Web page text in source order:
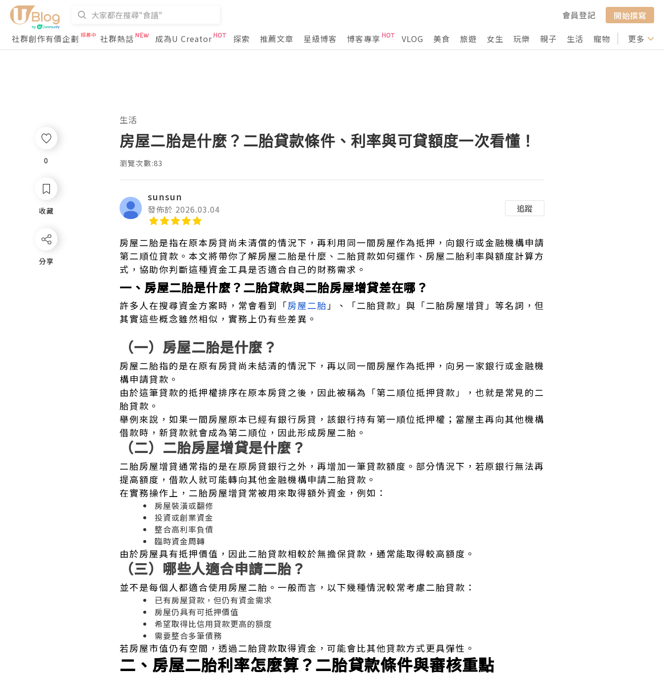
會員登記
開始撰寫
社群創作有價企劃
社群熱話 成為U Creator 探索 推薦文章 星級博客 博客專享 VLOG 美食 旅遊 女生 玩樂 親子 生活 寵物 行山 打卡
更多
0
收藏
分享
生活
房屋二胎是什麼？二胎貸款條件、利率與可貸額度一次看懂！
瀏覽次數:83
sunsun
發佈於 2026.03.04 追蹤
房屋二胎是指在原本房貸尚未清償的情況下，再利用同一間房屋作為抵押，向銀行或金融機構申請
第二順位貸款。本文將帶你了解房屋二胎是什麼、二胎貸款如何運作、房屋二胎利率與額度計算方
式，協助你判斷這種資金工具是否適合自己的財務需求。
一、房屋二胎是什麼？二胎貸款與二胎房屋增貸差在哪？
許多人在搜尋資金方案時，常會看到「房屋二胎 」、「二胎貸款」與「二胎房屋增貸」等名詞，但
其實這些概念雖然相似，實務上仍有些差異。
（一）房屋二胎是什麼？
房屋二胎指的是在原有房貸尚未結清的情況下，再以同一間房屋作為抵押，向另一家銀行或金融機
構申請貸款。
由於這筆貸款的抵押權排序在原本房貸之後，因此被稱為「第二順位抵押貸款」，也就是常見的二
胎貸款。
舉例來說，如果一間房屋原本已經有銀行房貸，該銀行持有第一順位抵押權；當屋主再向其他機構
借款時，新貸款就會成為第二順位，因此形成房屋二胎。
（二）二胎房屋增貸是什麼？
二胎房屋增貸通常指的是在原房貸銀行之外，再增加一筆貸款額度。部分情況下，若原銀行無法再
提高額度，借款人就可能轉向其他金融機構申請二胎貸款。
在實務操作上，二胎房屋增貸常被用來取得額外資金，例如：
房屋裝潢或翻修
投資或創業資金
整合高利率負債
臨時資金周轉
由於房屋具有抵押價值，因此二胎貸款相較於無擔保貸款，通常能取得較高額度。
（三）哪些人適合申請二胎？
並不是每個人都適合使用房屋二胎。一般而言，以下幾種情況較常考慮二胎貸款：
已有房屋貸款，但仍有資金需求
房屋仍具有可抵押價值
希望取得比信用貸款更高的額度
需要整合多筆債務
若房屋市值仍有空間，透過二胎貸款取得資金，可能會比其他貸款方式更具彈性。
二、房屋二胎利率怎麼算？二胎貸款條件與審核重點
0
收藏
分享